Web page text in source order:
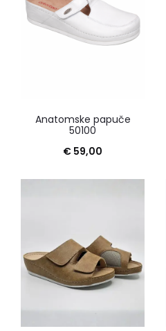
Anatomske papuče
50100
€ 59,00